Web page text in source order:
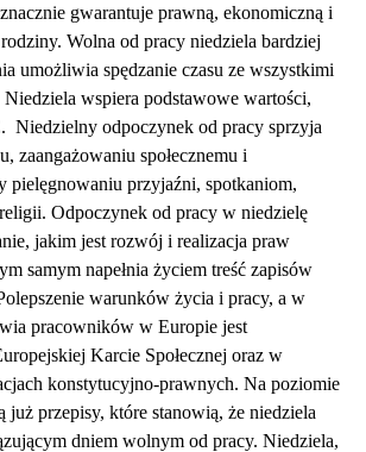
gwarantuje prawną, ekonomiczną i
rodziny. Wolna od pracy niedziela bardziej
umożliwia spędzanie czasu ze wszystkimi
Niedziela wspiera podstawowe wartości,
Niedzielny odpoczynek od pracy sprzyja
zaangażowaniu społecznemu i
pielęgnowaniu przyjaźni, spotkaniom,
Odpoczynek od pracy w niedzielę
jakim jest rozwój i realizacja praw
samym napełnia życiem treść zapisów
warunków życia i pracy, a w
pracowników w Europie jest
Karcie Społecznej oraz w
konstytucyjno-prawnych. Na poziomie
już przepisy, które stanowią, że niedziela
dniem wolnym od pracy. Niedziela,